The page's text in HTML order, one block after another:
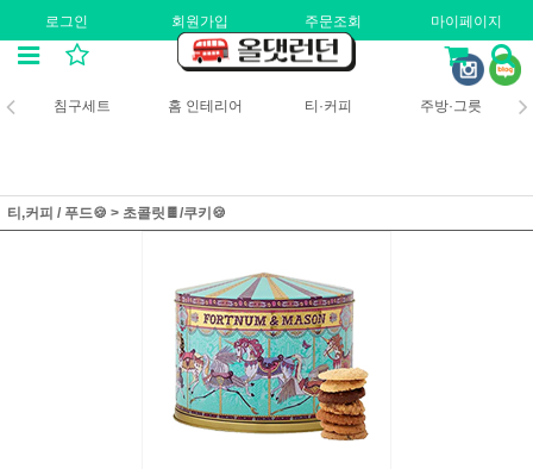
로그인 회원가입 주문조회 마이페이지
침구세트 홈 인테리어 티·커피 주방·그릇
티,커피 / 푸드🍪 > 초콜릿🍫/쿠키🍪